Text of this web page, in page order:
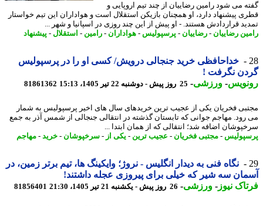
می شود رامین رضاییان از چند تیم اروپایی و
پیشنهاد دارد، او همچنان بازیکن استقلال است و هواداران این تیم خواستار
قراردادش هستند. - او پیش از این چند روزی در اسپانیا و شهر ...
رضاییان-رضاییان-پرسپولیس-هواداران - رامین -استقلال-پیشنهاد
خداحافظی خرید جنجالی درویش/ کسی او را در پرسپولیس
نگرفت !
-ورزشی-25 روز پیش - دوشنبه 22 تیر 1405، 15:13 81861362
فخریان یکی از عجیب ترین خریدهای سال های اخیر پرسپولیس به شمار
مهاجم جوانی که تابستان گذشته در انتقالی جنجالی از شمس آذر به جمع
اضافه شد؛ انتقالی که از همان ابتدا ...
-مجتبی فخریان-عجیب ترین- یکی از-سرخپوشان-خرید- مهاجم
نگاه فنی به دیدار انگلیس - نروژ؛ وایکینگ ها، تیم برتر زمین، در
سه شیر که خیلی برای پیروزی عجله داشتند!
نیوز-ورزشی-26 روز پیش - یکشنبه 21 تیر 1405، 21:30 81856401